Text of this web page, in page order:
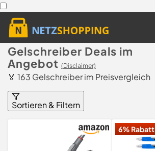
Gelschreiber Deals im
Angebot (Disclaimer)
🏅 163 Gelschreiber im Preisvergleich
Sortieren & Filtern
6% Rabatt